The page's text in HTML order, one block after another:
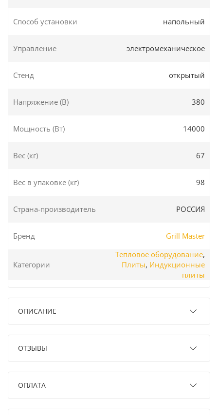
Способ установки напольный
Управление электромеханическое
Стенд открытый
Напряжение (В) 380
Мощность (Вт) 14000
Вес (кг) 67
Вес в упаковке (кг) 98
Страна-производитель РОССИЯ
Бренд Grill Master
Категории
Тепловое оборудование,
Плиты, Индукционные
плиты
ОПИСАНИЕ
ОТЗЫВЫ
ОПЛАТА